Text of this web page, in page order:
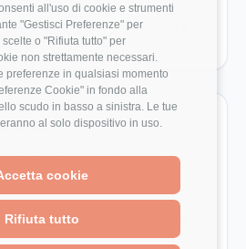
all'uso di cookie e strumenti
"Gestisci Preferenze" per
o "Rifiuta tutto" per
non strettamente necessari.
preferenze in qualsiasi momento
Cookie" in fondo alla
scudo in basso a sinistra. Le tue
al solo dispositivo in uso.
cookie
Rifiuta tutto
47.000 €
estendere il confronto su